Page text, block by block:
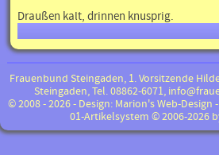
Draußen kalt, drinnen knusprig.
Frauenbund Steingaden, 1. Vorsitzende
Steingaden, Tel. 08862-6071,
©2008 - 2026 - Design: Marion's Web-Design
01-Artikelsystem © 2006-2026